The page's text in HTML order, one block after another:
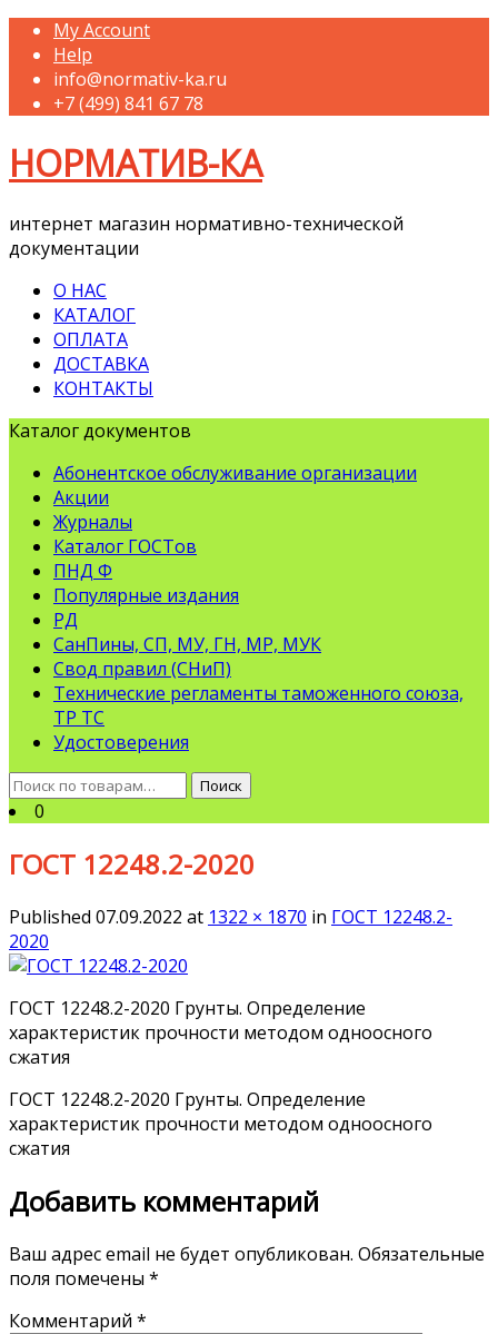
My Account
Help
info@normativ-ka.ru
+7 (499) 841 67 78
НОРМАТИВ-КА
интернет магазин нормативно-технической
документации
О НАС
КАТАЛОГ
ОПЛАТА
ДОСТАВКА
КОНТАКТЫ
Каталог документов
Абонентское обслуживание организации
Акции
Журналы
Каталог ГОСТов
ПНД Ф
Популярные издания
РД
СанПины, СП, МУ, ГН, МР, МУК
Свод правил (СНиП)
Технические регламенты таможенного союза,
ТР ТС
Удостоверения
Искать:
Поиск
0
ГОСТ 12248.2-2020
Published 07.09.2022 at 1322 × 1870 in ГОСТ 12248.2-
2020
ГОСТ 12248.2-2020 Грунты. Определение
характеристик прочности методом одноосного
сжатия
ГОСТ 12248.2-2020 Грунты. Определение
характеристик прочности методом одноосного
сжатия
Добавить комментарий
Ваш адрес email не будет опубликован. Обязательные
поля помечены *
Комментарий *